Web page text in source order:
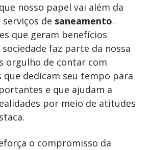
nosso papel vai além da
de saneamento.
que geram benefícios
faz parte da nossa
orgulho de contar com
que dedicam seu tempo para
e que ajudam a
por meio de atitudes
o compromisso da